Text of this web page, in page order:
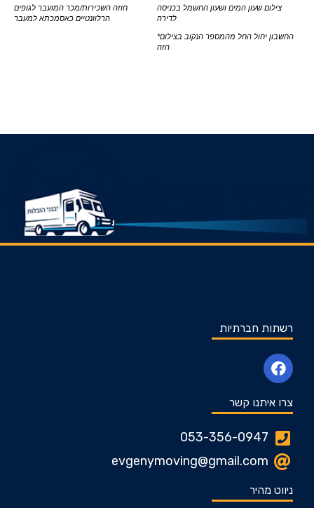
רשתות חברתיות
צרו איתנו קשר
053-356-0947
evgenymoving@gmail.com
ניווט מהיר